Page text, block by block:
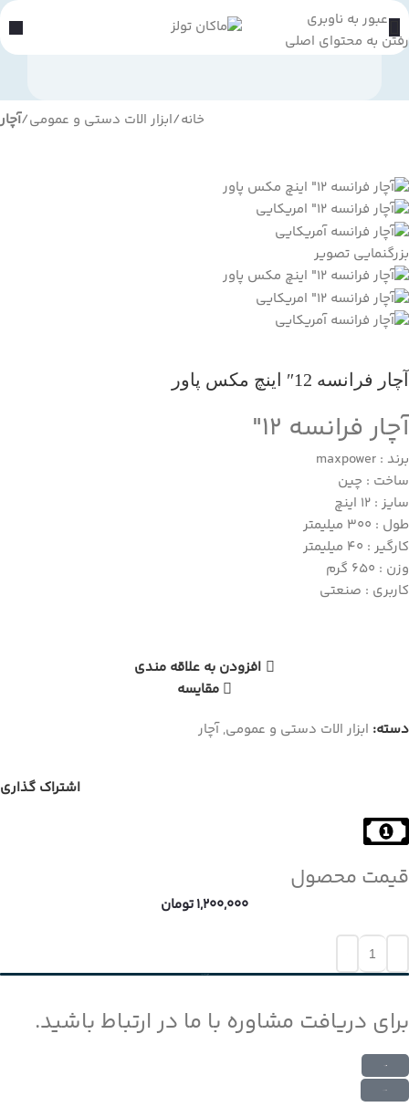
عبور به ناوبری
رفتن به محتوای اصلی
خانه ابزار الات دستی و عمومی آچار
بزرگنمایی تصویر
آچار فرانسه 12″ اینچ مکس پاور
آچار فرانسه 12″
برند : maxpower
ساخت : چین
سایز : 12 اینچ
طول : 300 میلیمتر
کارگیر : 40 میلیمتر
وزن : 650 گرم
کاربری : صنعتی
افزودن به علاقه مندی
مقایسه
دسته: ابزار الات دستی و عمومی, آچار
اشتراک گذاری
قیمت محصول
1,200,000تومان
برای دریافت مشاوره با ما در ارتباط باشید.